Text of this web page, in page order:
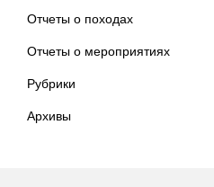
Отчеты о походах
Отчеты о мероприятиях
Рубрики
Архивы